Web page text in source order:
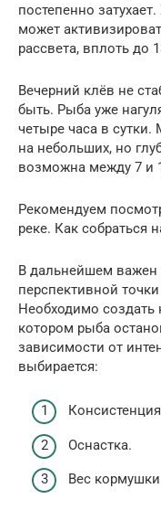
постепенно
может
рассвета, вплоть до
Вечерний клёв не
быть. Рыба уже
четыре часа в
на небольших, но
возможна между 7 и
Рекомендуем
реке. Как собраться
В дальнейшем
перспективной
Необходимо
котором рыба
зависимости от
выбирается:
Оснастка.
Вес